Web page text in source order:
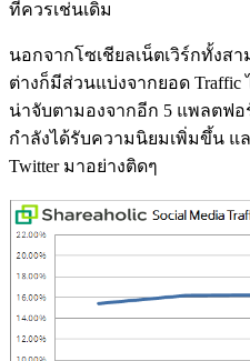
ที่ควรเช่นเดิม
นอกจากโซเชียลเน็ตเวิร์กทั้งส
ต่างก็มีส่วนแบ่งจากยอด Traffic
น่าจับตามองจากอีก 5 แพลตฟ
กำลังได้รับความนิยมเพิ่มขึ้น แล
Twitter มาอย่างติดๆ